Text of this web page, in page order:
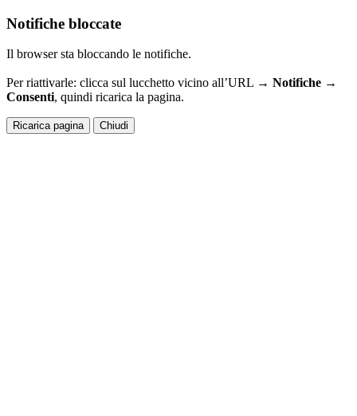
Notifiche bloccate
Il browser sta bloccando le notifiche.
Per riattivarle: clicca sul lucchetto vicino all’URL → Notifiche →
Consenti, quindi ricarica la pagina.
Ricarica pagina Chiudi